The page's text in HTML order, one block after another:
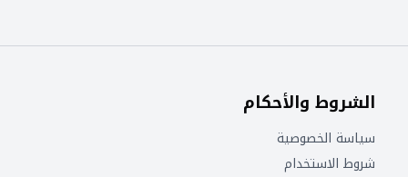
الشروط والأحكام
سياسة الخصوصية
شروط الاستخدام